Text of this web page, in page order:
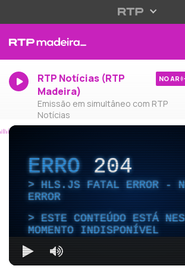
RTP Notícias (RTP
Madeira)
Emissão em simultâneo com RTP
Notícias
NO AR
ERRO204
HLS.JS FATAL ERROR -
ERROR
ESTE CONTEÚDO ESTÁ
MOMENTO INDISPONÍVEL